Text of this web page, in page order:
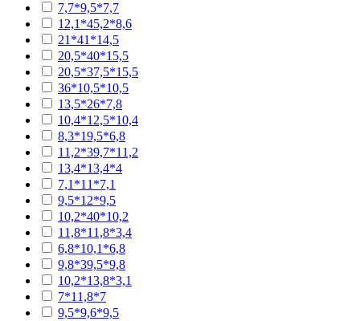
7,7*9,5*7,7
12,1*45,2*8,6
21*41*14,5
20,5*40*15,5
20,5*37,5*15,5
36*10,5*10,5
13,5*26*7,8
10,4*12,5*10,4
8,3*19,5*6,8
11,2*39,7*11,2
13,4*13,4*4
7,1*11*7,1
9,5*12*9,5
10,2*40*10,2
11,8*11,8*3,4
6,8*10,1*6,8
9,8*39,5*9,8
10,2*13,8*3,1
7*11,8*7
9,5*9,6*9,5